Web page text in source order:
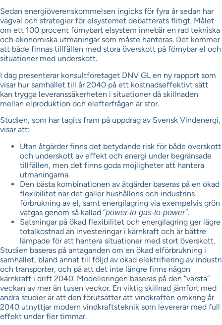
Sedan energiöverenskommelsen ingicks för fyra år sedan har
vägval och strategier för elsystemet debatterats flitigt. Målet
om ett 100 procent förnybart elsystem innebär en rad tekniska
och ekonomiska utmaningar som måste hanteras. Det kommer
att både finnas tillfällen med stora överskott på förnybar el och
situationer med underskott.
I dag presenterar konsultföretaget DNV GL en ny rapport som
visar hur samhället till år 2040 på ett kostnadseffektivt sätt
kan trygga leveranssäkerheten i situationer då skillnaden
mellan elproduktion och elefterfrågan är stor.
Studien, som har tagits fram på uppdrag av Svensk Vindenergi,
visar att:
Utan åtgärder finns det betydande risk för både överskott
och underskott av effekt och energi under begränsade
tillfällen, men det finns goda möjligheter att hantera
utmaningarna.
Den bästa kombinationen av åtgärder baseras på en ökad
flexibilitet när det gäller hushållens och industrins
förbrukning av el, samt energilagring via exempelvis grön
vätgas genom så kallad ”power-to-gas-to-power”.
Satsningar på ökad flexibilitet och energilagring ger lägre
totalkostnad än investeringar i kärnkraft och är bättre
lämpade för att hantera situationer med stort överskott.
Studien baseras på antaganden om en ökad elförbrukning i
samhället, bland annat till följd av ökad elektrifiering av industri
och transporter, och på att det inte längre finns någon
kärnkraft i drift 2040. Modelleringen baseras på den ”värsta”
veckan av mer än tusen veckor. En viktig skillnad jämfört med
andra studier är att den förutsätter att vindkraften omkring år
2040 utnyttjar modern vindkraftsteknik som levererar med full
effekt under fler timmar.